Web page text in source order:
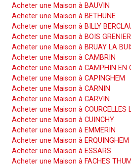
Acheter une Maison à BAUVIN
Acheter une Maison à BETHUNE
Acheter une Maison à BILLY
Acheter une Maison à BOIS GRENIER
Acheter une Maison à BRUAY LA
Acheter une Maison à CAMBRIN
Acheter une Maison à CAMPHIN EN
Acheter une Maison à CAPINGHEM
Acheter une Maison à CARNIN
Acheter une Maison à CARVIN
Acheter une Maison à COURCELLES
Acheter une Maison à CUINCHY
Acheter une Maison à EMMERIN
Acheter une Maison à ERQUINGHEM
Acheter une Maison à ESSARS
Acheter une Maison à FACHES